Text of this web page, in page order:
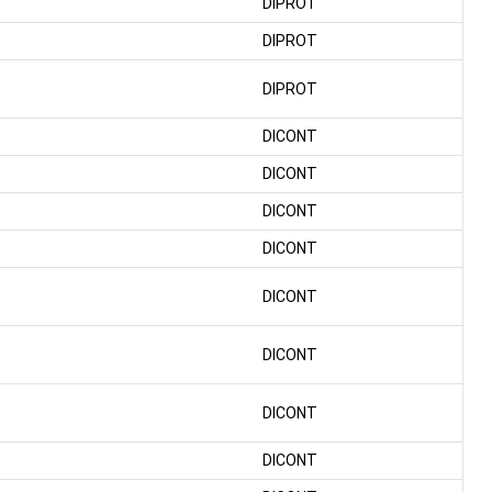
DIPROT
DIPROT
DICONT
DICONT
DICONT
DICONT
DICONT
DICONT
DICONT
DICONT